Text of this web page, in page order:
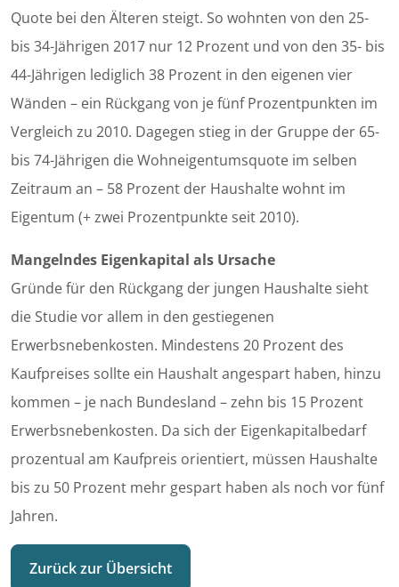
Quote bei den Älteren steigt. So wohnten von den 25-
bis 34-Jährigen 2017 nur 12 Prozent und von den 35- bis
44-Jährigen lediglich 38 Prozent in den eigenen vier
Wänden – ein Rückgang von je fünf Prozentpunkten im
Vergleich zu 2010. Dagegen stieg in der Gruppe der 65-
bis 74-Jährigen die Wohneigentumsquote im selben
Zeitraum an – 58 Prozent der Haushalte wohnt im
Eigentum (+ zwei Prozentpunkte seit 2010).
Mangelndes Eigenkapital als Ursache
Gründe für den Rückgang der jungen Haushalte sieht
die Studie vor allem in den gestiegenen
Erwerbsnebenkosten. Mindestens 20 Prozent des
Kaufpreises sollte ein Haushalt angespart haben, hinzu
kommen – je nach Bundesland – zehn bis 15 Prozent
Erwerbsnebenkosten. Da sich der Eigenkapitalbedarf
prozentual am Kaufpreis orientiert, müssen Haushalte
bis zu 50 Prozent mehr gespart haben als noch vor fünf
Jahren.
Zurück zur Übersicht